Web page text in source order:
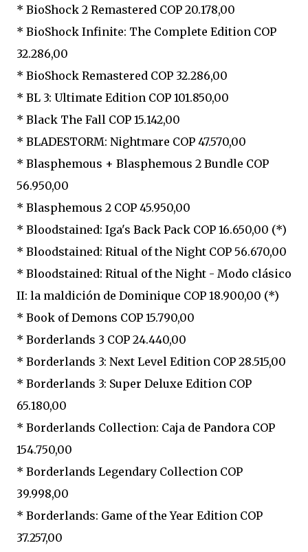
* BioShock 2 Remastered COP 20.178,00
* BioShock Infinite: The Complete Edition COP
32.286,00
* BioShock Remastered COP 32.286,00
* BL 3: Ultimate Edition COP 101.850,00
* Black The Fall COP 15.142,00
* BLADESTORM: Nightmare COP 47.570,00
* Blasphemous + Blasphemous 2 Bundle COP
56.950,00
* Blasphemous 2 COP 45.950,00
* Bloodstained: Iga's Back Pack COP 16.650,00 (*)
* Bloodstained: Ritual of the Night COP 56.670,00
* Bloodstained: Ritual of the Night - Modo clásico
II: la maldición de Dominique COP 18.900,00 (*)
* Book of Demons COP 15.790,00
* Borderlands 3 COP 24.440,00
* Borderlands 3: Next Level Edition COP 28.515,00
* Borderlands 3: Super Deluxe Edition COP
65.180,00
* Borderlands Collection: Caja de Pandora COP
154.750,00
* Borderlands Legendary Collection COP
39.998,00
* Borderlands: Game of the Year Edition COP
37.257,00